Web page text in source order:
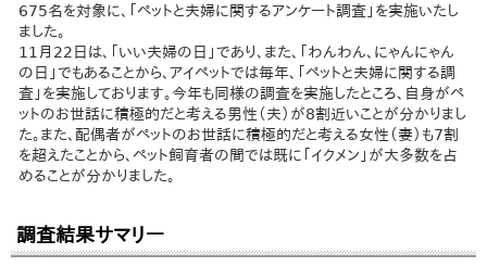
675名を対象に、「ペットと夫婦に関するアンケート調査」を実施いたし
ました。
11月22日は、「いい夫婦の日」であり、また、「わんわん、にゃんにゃん
の日」でもあることから、アイペットでは毎年、「ペットと夫婦に関する調
査」を実施しております。今年も同様の調査を実施したところ、自身がペ
ットのお世話に積極的だと考える男性（夫）が8割近いことが分かりまし
た。また、配偶者がペットのお世話に積極的だと考える女性（妻）も7割
を超えたことから、ペット飼育者の間では既に「イクメン」が大多数を占
めることが分かりました。
調査結果サマリー